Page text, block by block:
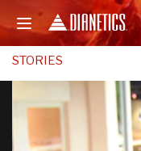
STORIES